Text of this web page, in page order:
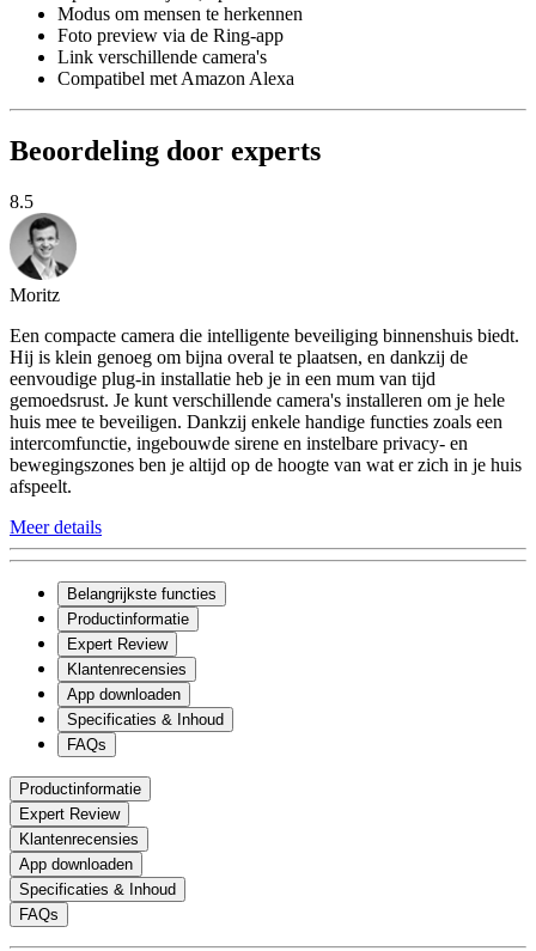
Modus om mensen te herkennen
Foto preview via de Ring-app
Link verschillende camera's
Compatibel met Amazon Alexa
Beoordeling door experts
8.5
Moritz
Een compacte camera die intelligente beveiliging binnenshuis biedt.
Hij is klein genoeg om bijna overal te plaatsen, en dankzij de
eenvoudige plug-in installatie heb je in een mum van tijd
gemoedsrust. Je kunt verschillende camera's installeren om je hele
huis mee te beveiligen. Dankzij enkele handige functies zoals een
intercomfunctie, ingebouwde sirene en instelbare privacy- en
bewegingszones ben je altijd op de hoogte van wat er zich in je huis
afspeelt.
Meer details
Belangrijkste functies
Productinformatie
Expert Review
Klantenrecensies
App downloaden
Specificaties & Inhoud
FAQs
Productinformatie
Expert Review
Klantenrecensies
App downloaden
Specificaties & Inhoud
FAQs